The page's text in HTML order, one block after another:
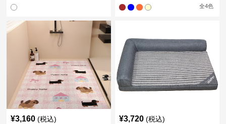
全4色
¥3,160 (税込) ¥3,720 (税込)